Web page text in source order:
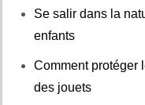
Se salir dans la
enfants
Comment protéger
des jouets